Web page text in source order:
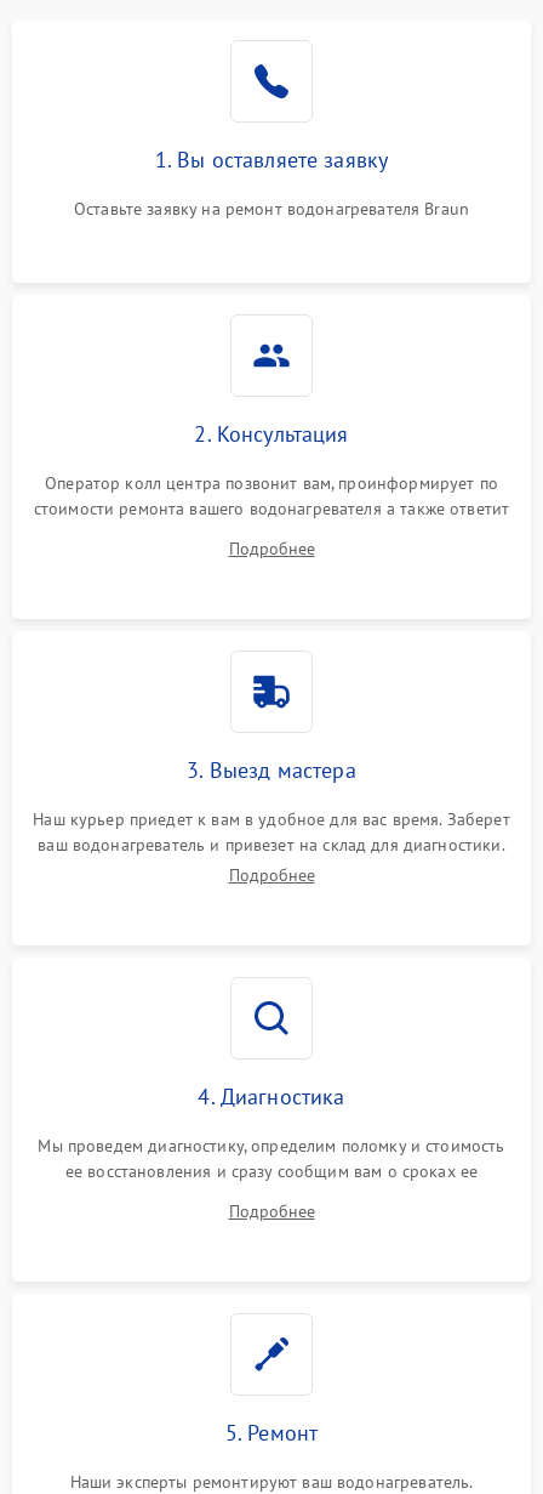
1. Вы оставляете заявку
Оставьте заявку на ремонт водонагревателя Braun
2. Консультация
Оператор колл центра позвонит вам, проинформирует по
стоимости ремонта вашего водонагревателя а также ответит
Подробнее
3. Выезд мастера
Наш курьер приедет к вам в удобное для вас время. Заберет
ваш водонагреватель и привезет на склад для диагностики.
Подробнее
4. Диагностика
Мы проведем диагностику, определим поломку и стоимость
ее восстановления и сразу сообщим вам о сроках ее
Подробнее
5. Ремонт
Наши эксперты ремонтируют ваш водонагреватель.